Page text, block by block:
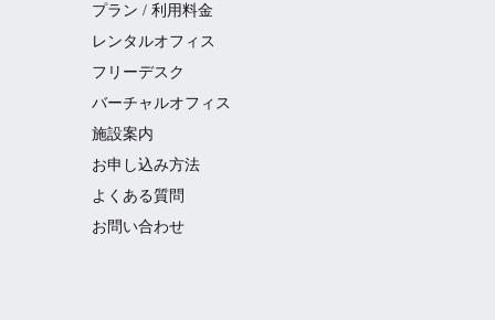
プラン / 利用料金
レンタルオフィス
フリーデスク
バーチャルオフィス
施設案内
お申し込み方法
よくある質問
お問い合わせ